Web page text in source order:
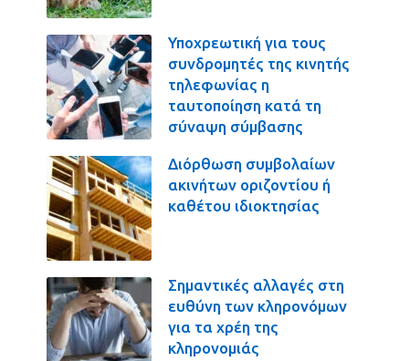
Υποχρεωτική για τους
συνδρομητές της κινητής
τηλεφωνίας η
ταυτοποίηση κατά τη
σύναψη σύμβασης
Διόρθωση συμβολαίων
ακινήτων οριζοντίου ή
καθέτου ιδιοκτησίας
Σημαντικές αλλαγές στη
ευθύνη των κληρονόμων
για τα χρέη της
κληρονομιάς